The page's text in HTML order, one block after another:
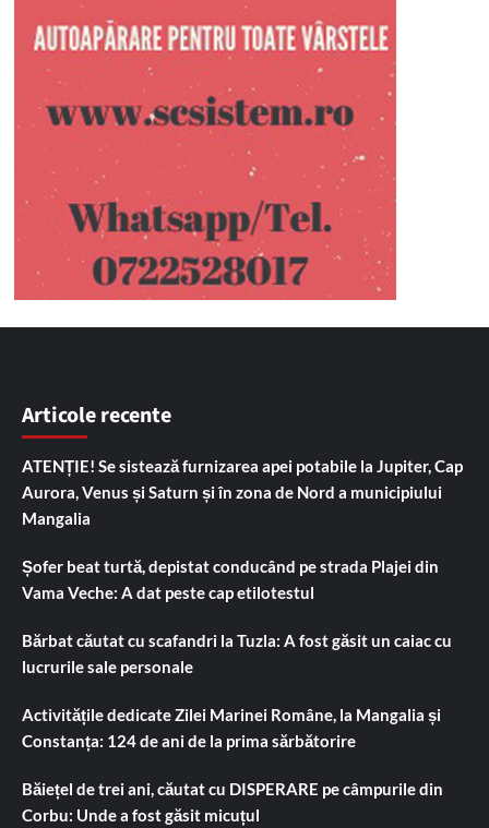
Articole recente
ATENȚIE! Se sistează furnizarea apei potabile la Jupiter, Cap
Aurora, Venus și Saturn și în zona de Nord a municipiului
Mangalia
Șofer beat turtă, depistat conducând pe strada Plajei din
Vama Veche: A dat peste cap etilotestul
Bărbat căutat cu scafandri la Tuzla: A fost găsit un caiac cu
lucrurile sale personale
Activitățile dedicate Zilei Marinei Române, la Mangalia și
Constanța: 124 de ani de la prima sărbătorire
Băiețel de trei ani, căutat cu DISPERARE pe câmpurile din
Corbu: Unde a fost găsit micuțul